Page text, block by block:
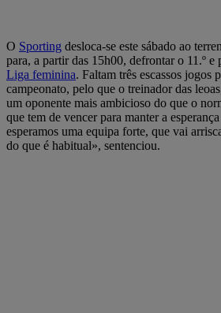
O Sporting desloca-se este sábado ao
para, a partir das 15h00, defrontar o 11.º
Liga feminina. Faltam três escassos jogos
campeonato, pelo que o treinador das
um oponente mais ambicioso do que o
que tem de vencer para manter a
esperamos uma equipa forte, que vai
do que é habitual», sentenciou.